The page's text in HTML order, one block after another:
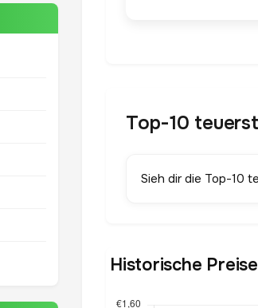
Top-10
Sieh dir die Top-10
Historische